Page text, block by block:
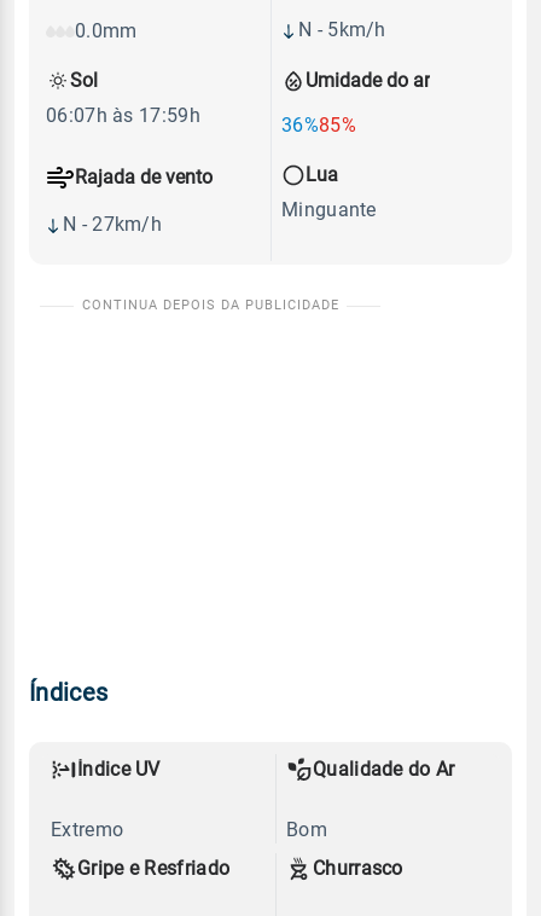
0.0mm
Umidade do ar
36%85%
N - 5km/h
Rajada de vento
N - 27km/h
Sol
06:07h às 17:59h
Lua
Minguante
Índices
Índice UV
Extremo
Qualidade do Ar
Bom
Gripe e Resfriado
Churrasco